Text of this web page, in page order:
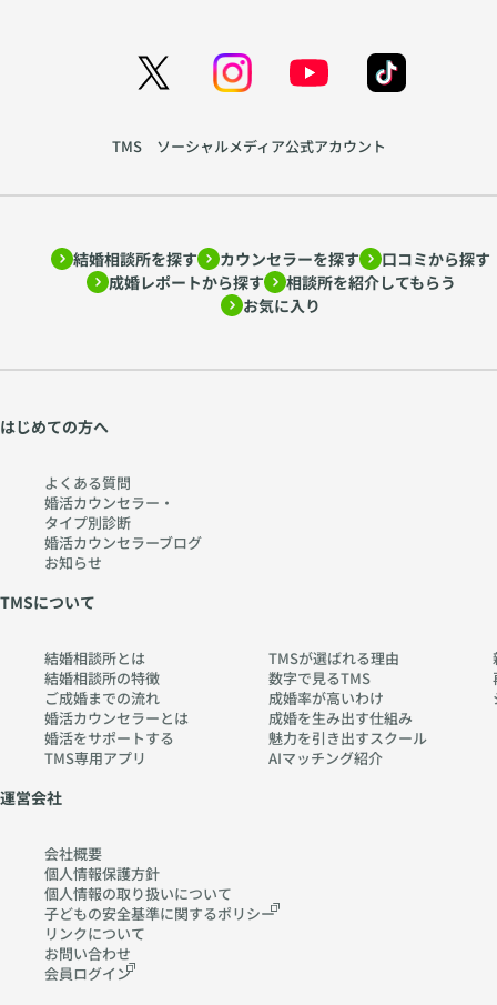
TMS ソーシャルメディア公式アカウント
結婚相談所を探す カウンセラーを探す
口コミから探す
成婚レポートから探す
相談所を紹介してもらう
お気に入り
はじめての方へ
よくある質問
婚活カウンセラー・
タイプ別診断
婚活カウンセラーブログ
お知らせ
TMSについて
結婚相談所とは
結婚相談所の特徴
ご成婚までの流れ
婚活カウンセラーとは
婚活をサポートする
TMS専用アプリ
TMSが選ばれる理由
数字で見るTMS
成婚率が高いわけ
成婚を生み出す仕組み
魅力を引き出すスクール
AIマッチング紹介
運営会社
会社概要
個人情報保護方針
個人情報の取り扱いについて
子どもの安全基準に関するポリシー
リンクについて
お問い合わせ
会員ログイン